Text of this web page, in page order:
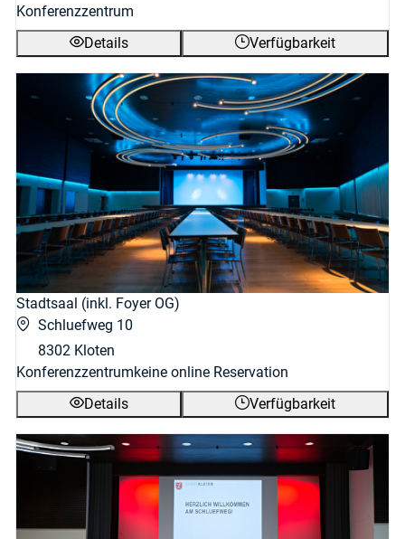
Konferenzzentrum
Details
Verfügbarkeit
Stadtsaal (inkl. Foyer OG)
Schluefweg 10
8302 Kloten
Konferenzzentrumkeine online Reservation
Details
Verfügbarkeit